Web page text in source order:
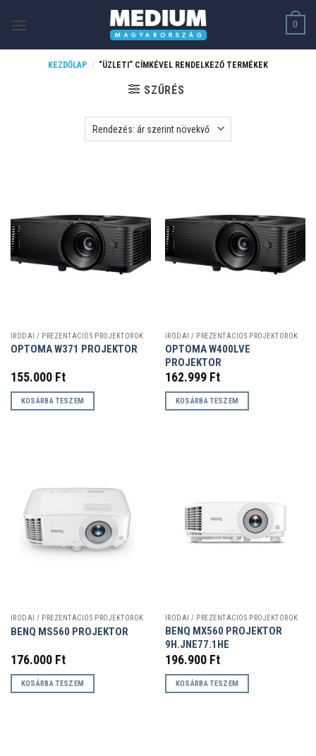
0
KEZDŐLAP / “ÜZLETI” CÍMKÉVEL RENDELKEZŐ TERMÉKEK
SZŰRÉS
IRODAI / PREZENTÁCIÓS PROJEKTOROK
OPTOMA W371 PROJEKTOR
155.000 Ft
KOSÁRBA TESZEM
IRODAI / PREZENTÁCIÓS PROJEKTOROK
OPTOMA W400LVE
PROJEKTOR
162.999 Ft
KOSÁRBA TESZEM
IRODAI / PREZENTÁCIÓS PROJEKTOROK
BENQ MS560 PROJEKTOR
176.000 Ft
KOSÁRBA TESZEM
IRODAI / PREZENTÁCIÓS PROJEKTOROK
BENQ MX560 PROJEKTOR
9H.JNE77.1HE
196.900 Ft
KOSÁRBA TESZEM